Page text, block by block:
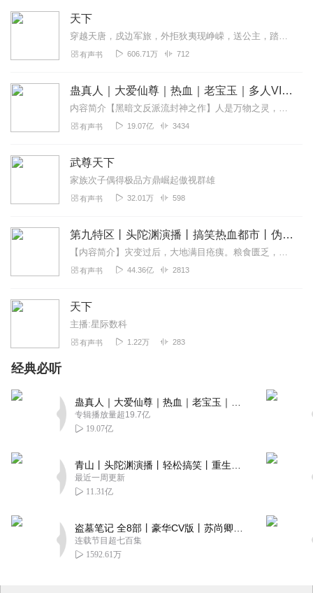
天下
穿越天唐，戍边军旅，外拒狄夷现峥嵘，送公主，踏入权利中心，展开一出盛唐穿越大戏。。。。
有声书 606.71万 712
蛊真人｜大爱仙尊｜热血｜老宝玉｜多人VIP免费有声剧
内容简介【黑暗文反派流封神之作】人是万物之灵，蛊是天地真精。一个穿越者不断重生的故事。一个养蛊、炼蛊、用蛊的奇特世界。配音组（男角色）老宝玉旁白...
有声书 19.07亿 3434
武尊天下
家族次子偶得极品方鼎崛起傲视群雄
有声书 32.01万 598
第九特区丨头陀渊演播丨搞笑热血都市丨伪戒丨VIP免费多人有声剧
【内容简介】灾变过后，大地满目疮痍。粮食匮乏，资源紧俏，局势混乱……一位从待规划区杀出来的青年，背对着漫天黄沙，孤身来到九区谋生，却不曾想偶然结识三五好友，一念...
有声书 44.36亿 2813
天下
主播:星际数科
有声书 1.22万 283
经典必听
专辑播放量超19.7亿
19.07亿
最近一周更新
11.31亿
连载节目超七百集
1592.61万